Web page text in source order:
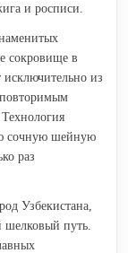
и росписи.
сокровище в
из
сочную шейную
раз
Узбекистана,
шелковый путь.